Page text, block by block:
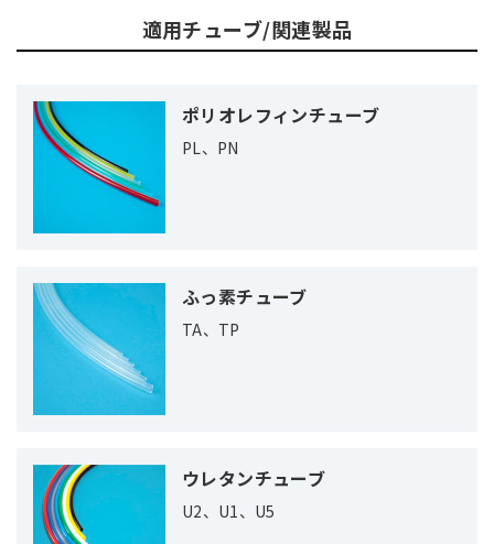
適用チューブ/関連製品
ポリオレフィンチューブ
PL、PN
ふっ素チューブ
TA、TP
ウレタンチューブ
U2、U1、U5